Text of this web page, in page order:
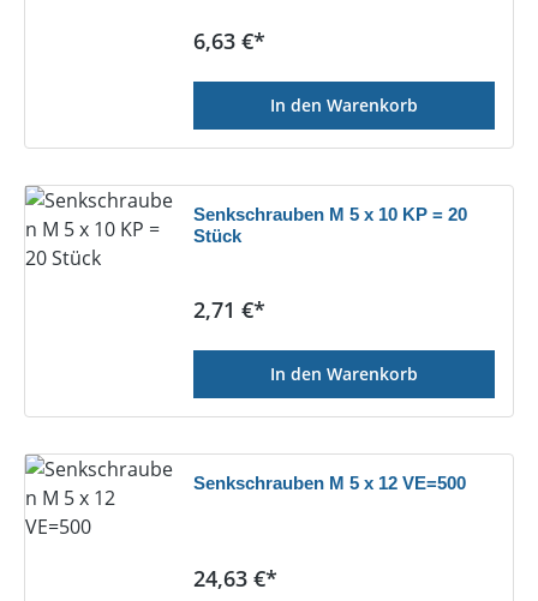
Regulärer Preis:
6,63 €*
In den Warenkorb
Senkschrauben M 5 x 10 KP = 20
Stück
Regulärer Preis:
2,71 €*
In den Warenkorb
Senkschrauben M 5 x 12 VE=500
Regulärer Preis:
24,63 €*